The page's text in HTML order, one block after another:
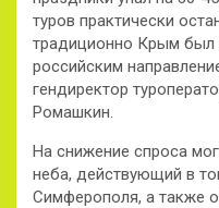
туров практически
традиционно Крым был
российским
гендиректор
Ромашкин.
На снижение спроса
неба, действующий в
Симферополя, а также